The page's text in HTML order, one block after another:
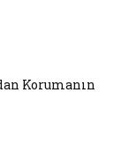
Korumanın